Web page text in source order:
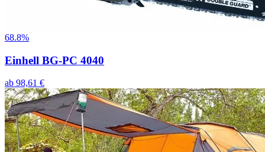
68.8%
Einhell BG-PC 4040
ab 98,61 €